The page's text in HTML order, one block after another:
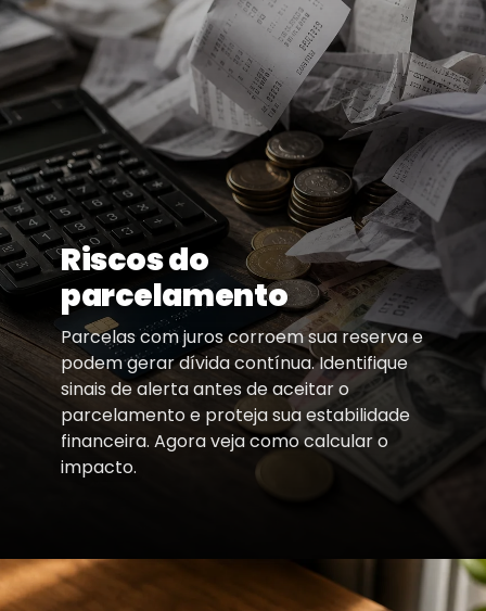
Riscos do
parcelamento
Parcelas com juros corroem sua reserva e
podem gerar dívida contínua. Identifique
sinais de alerta antes de aceitar o
parcelamento e proteja sua estabilidade
financeira. Agora veja como calcular o
impacto.